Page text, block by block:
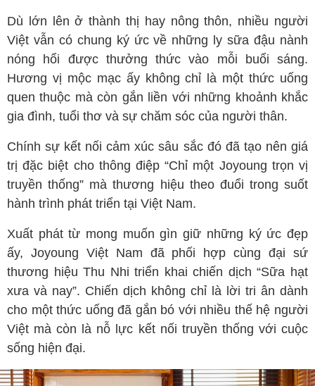
Dù lớn lên ở thành thị hay nông thôn, nhiều người
Việt vẫn có chung ký ức về những ly sữa đậu nành
nóng hổi được thưởng thức vào mỗi buổi sáng.
Hương vị mộc mạc ấy không chỉ là một thức uống
quen thuộc mà còn gắn liền với những khoảnh khắc
gia đình, tuổi thơ và sự chăm sóc của người thân.
Chính sự kết nối cảm xúc sâu sắc đó đã tạo nên giá
trị đặc biệt cho thông điệp “Chỉ một Joyoung trọn vị
truyền thống” mà thương hiệu theo đuổi trong suốt
hành trình phát triển tại Việt Nam.
Xuất phát từ mong muốn gìn giữ những ký ức đẹp
ấy, Joyoung Việt Nam đã phối hợp cùng đại sứ
thương hiệu Thu Nhi triển khai chiến dịch “Sữa hạt
xưa và nay”. Chiến dịch không chỉ là lời tri ân dành
cho một thức uống đã gắn bó với nhiều thế hệ người
Việt mà còn là nỗ lực kết nối truyền thống với cuộc
sống hiện đại.